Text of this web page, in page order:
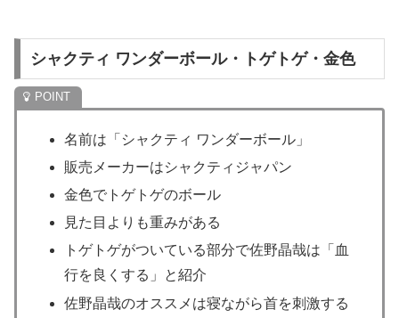
シャクティ ワンダーボール・トゲトゲ・金色
名前は「シャクティ ワンダーボール」
販売メーカーはシャクティジャパン
金色でトゲトゲのボール
見た目よりも重みがある
トゲトゲがついている部分で佐野晶哉は「血
行を良くする」と紹介
佐野晶哉のオススメは寝ながら首を刺激する